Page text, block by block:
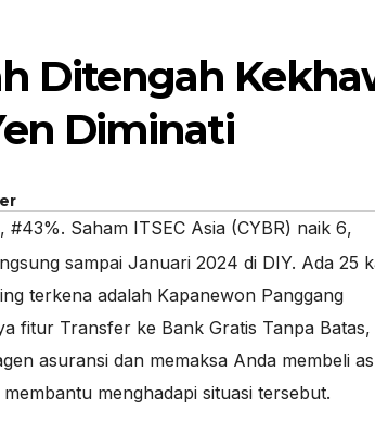
Ditengah
Diminati
, #43%. Saham ITSEC Asia (CYBR) naik 6,
sampai Januari 2024 di DIY. Ada 25
terkena adalah Kapanewon Panggang
fitur Transfer ke Bank Gratis Tanpa Batas,
asuransi dan memaksa Anda membeli
menghadapi situasi tersebut.